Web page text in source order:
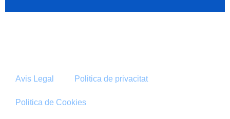
Avis Legal Politica de privacitat
Politica de Cookies